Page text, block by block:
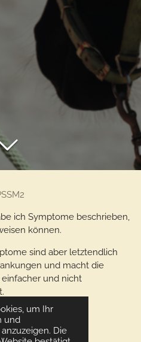
um Ihr
und
Die
ich Symptome beschrieben,
können.
sind aber letztendlich
und macht die
und nicht
auch andere
und abklären.